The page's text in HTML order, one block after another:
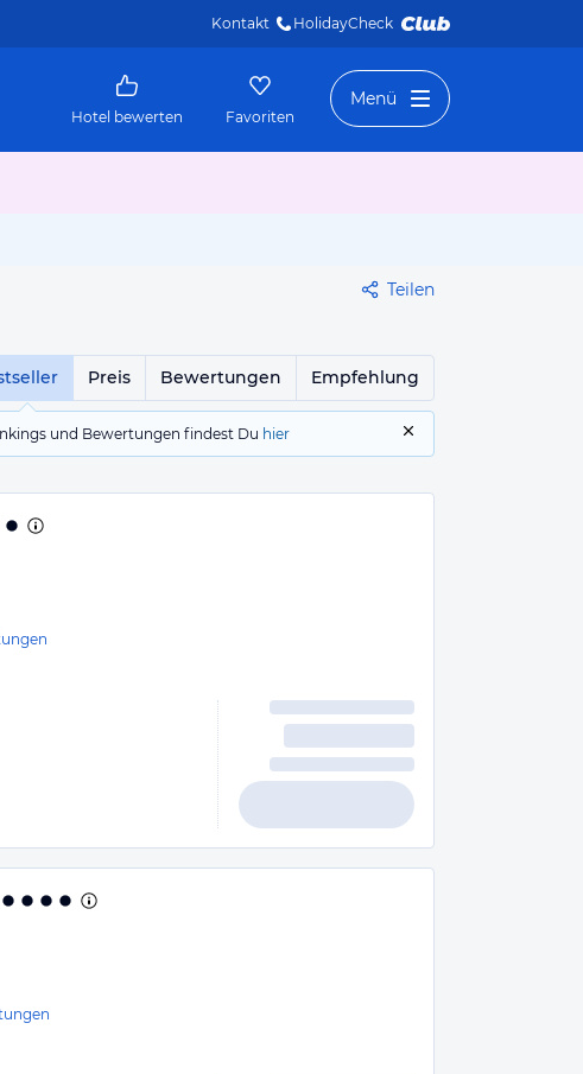
Kontakt HolidayCheck
Hotel bewerten Favoriten
Menü
Teilen
Preis Bewertungen Empfehlung
und Bewertungen findest Du hier